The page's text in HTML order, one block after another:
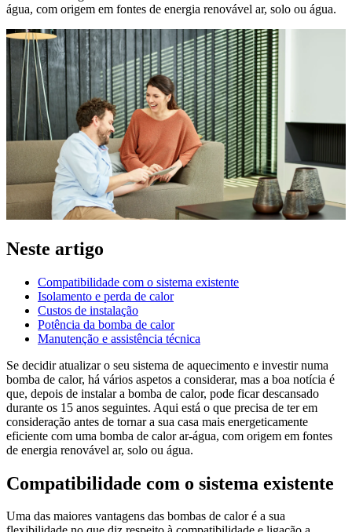
água, com origem em fontes de energia renovável ar, solo ou água.
Neste artigo
Compatibilidade com o sistema existente
Isolamento e perda de calor
Custos de instalação
Potência da bomba de calor
Manutenção e assistência técnica
Se decidir atualizar o seu sistema de aquecimento e investir numa
bomba de calor, há vários aspetos a considerar, mas a boa notícia é
que, depois de instalar a bomba de calor, pode ficar descansado
durante os 15 anos seguintes. Aqui está o que precisa de ter em
consideração antes de tornar a sua casa mais energeticamente
eficiente com uma bomba de calor ar-água, com origem em fontes
de energia renovável ar, solo ou água.
Compatibilidade com o sistema existente
Uma das maiores vantagens das bombas de calor é a sua